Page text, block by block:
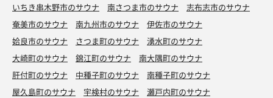
いちき串木野市のサウナ
南さつま市のサウナ
志布志市のサウナ
奄美市のサウナ
南九州市のサウナ
伊佐市のサウナ
姶良市のサウナ
さつま町のサウナ
湧水町のサウナ
大崎町のサウナ
錦江町のサウナ
南大隅町のサウナ
肝付町のサウナ
中種子町のサウナ
南種子町のサウナ
屋久島町のサウナ
宇検村のサウナ
瀬戸内町のサウナ